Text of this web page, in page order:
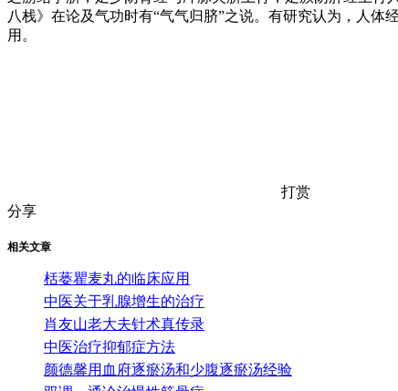
八栈》在论及气功时有“气气归脐”之说。有研究认为，人
用。
打赏
分享
相关文章
栝蒌瞿麦丸的临床应用
中医关于乳腺增生的治疗
肖友山老大夫针术真传录
中医治疗抑郁症方法
颜德馨用血府逐瘀汤和少腹逐瘀汤经验